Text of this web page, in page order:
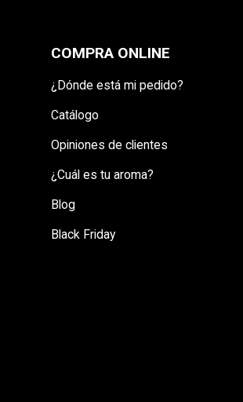
COMPRA ONLINE
¿Dónde está mi pedido?
Catálogo
Opiniones de clientes
¿Cuál es tu aroma?
Blog
Black Friday